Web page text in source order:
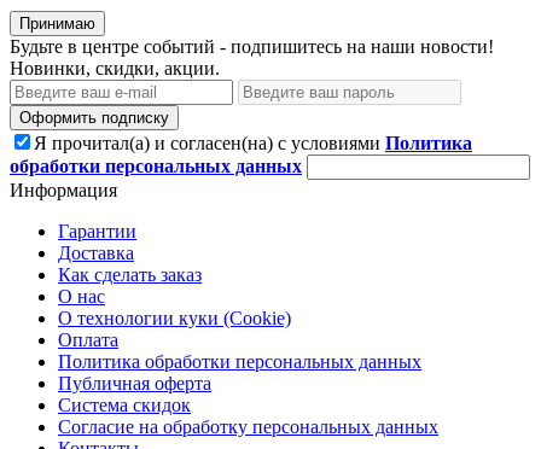
Принимаю
Будьте в центре событий - подпишитесь на наши новости!
Новинки, скидки, акции.
Оформить подписку
Я прочитал(а) и согласен(на) с условиями Политика
обработки персональных данных
Информация
Гарантии
Доставка
Как сделать заказ
О нас
О технологии куки (Cookie)
Оплата
Политика обработки персональных данных
Публичная оферта
Система скидок
Согласие на обработку персональных данных